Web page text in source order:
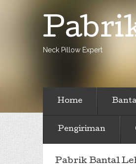
Neck Pillow Expert
Home
Pengiriman
Pabrik Bantal